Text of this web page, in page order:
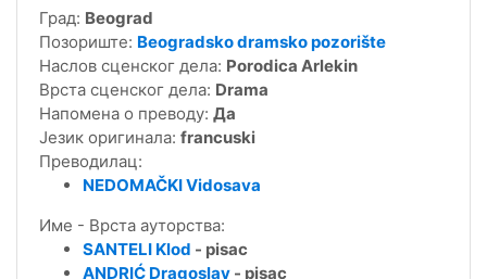
Град: Beograd
Позориште: Beogradsko dramsko pozorište
Наслов сценског дела: Porodica Arlekin
Врста сценског дела: Drama
Напомена о преводу: Да
Језик оригинала: francuski
Преводилац:
NEDOMAČKI Vidosava
Име - Врста ауторства:
SANTELI Klod - pisac
ANDRIĆ Dragoslav - pisac